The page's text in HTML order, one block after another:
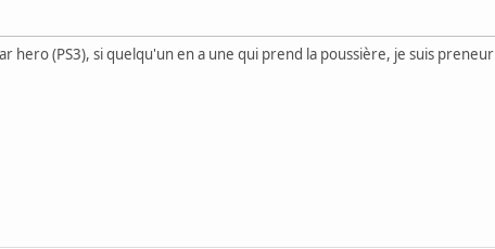
hero (PS3), si quelqu'un en a une qui prend la poussière, je suis preneur